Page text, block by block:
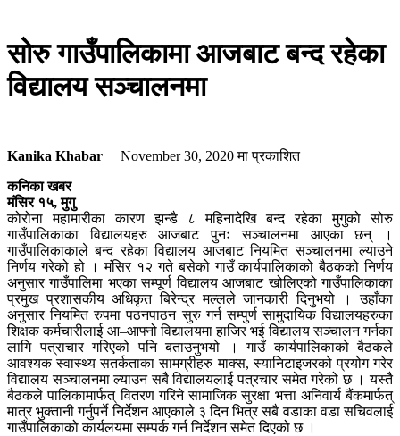
सोरु गाउँपालिकामा आजबाट बन्द रहेका
विद्यालय सञ्चालनमा
Kanika Khabar November 30, 2020मा प्रकाशित
कनिका खबर
मंसिर १५, मुगु
कोरोना महामारीका कारण झन्डै ८ महिनादेखि बन्द रहेका मुगुको सोरु
गाउँपालिकाका विद्यालयहरु आजबाट पुनः सञ्चालनमा आएका छन् ।
गाउँपालिकाकाले बन्द रहेका विद्यालय आजबाट नियमित सञ्चालनमा ल्याउने
निर्णय गरेको हो । मंसिर १२ गते बसेको गाउँ कार्यपालिकाको बैठकको निर्णय
अनुसार गाउँपालिमा भएका सम्पूर्ण विद्यालय आजबाट खोलिएको गाउँपालिकाका
प्रमुख प्रशासकीय अधिकृत बिरेन्द्र मल्लले जानकारी दिनुभयो । उहाँका
अनुसार नियमित रुपमा पठनपाठन सुरु गर्न सम्पुर्ण सामुदायिक विद्यालयहरुका
शिक्षक कर्मचारीलाई आ–आफ्नो विद्यालयमा हाजिर भई विद्यालय सञ्चालन गर्नका
लागि पत्राचार गरिएको पनि बताउनुभयो । गाउँ कार्यपालिकाको बैठकले
आवश्यक स्वास्थ्य सतर्कताका सामग्रीहरु माक्स, स्यानिटाइजरको प्रयोग गरेर
विद्यालय सञ्चालनमा ल्याउन सबै विद्यालयलाई पत्रचार समेत गरेको छ । यस्तै
बैठकले पालिकामार्फत् वितरण गरिने सामाजिक सुरक्षा भत्ता अनिवार्य बैंकमार्फत्
मात्र भुक्तानी गर्नुपर्ने निर्देशन आएकाले ३ दिन भित्र सबै वडाका वडा सचिवलाई
गाउँपालिकाको कार्यलयमा सम्पर्क गर्न निर्देशन समेत दिएको छ ।